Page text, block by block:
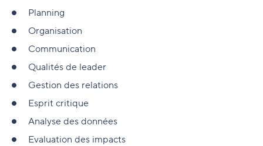
Planning
Organisation
Communication
Qualités de leader
Gestion des relations
Esprit critique
Analyse des données
Evaluation des impacts